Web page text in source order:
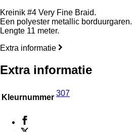
Kreinik #4 Very Fine Braid.
Een polyester metallic borduurgaren.
Lengte 11 meter.
Extra informatie
Extra informatie
Kleurnummer 307